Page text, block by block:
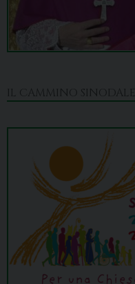
IL CAMMINO SINODALE